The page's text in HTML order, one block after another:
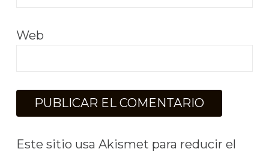
Web
Este sitio usa Akismet para reducir el